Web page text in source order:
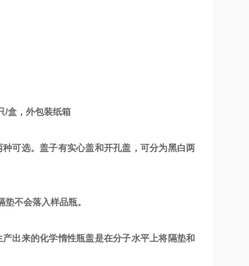
/盒，外包装纸箱
可选。盖子有实心盖和开孔盖，可分为黑白两
不会落入样品瓶。
出来的化学惰性瓶盖是在分子水平上将隔垫和